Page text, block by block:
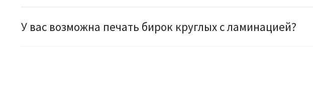
У вас возможна печать бирок круглых с ламинацией?